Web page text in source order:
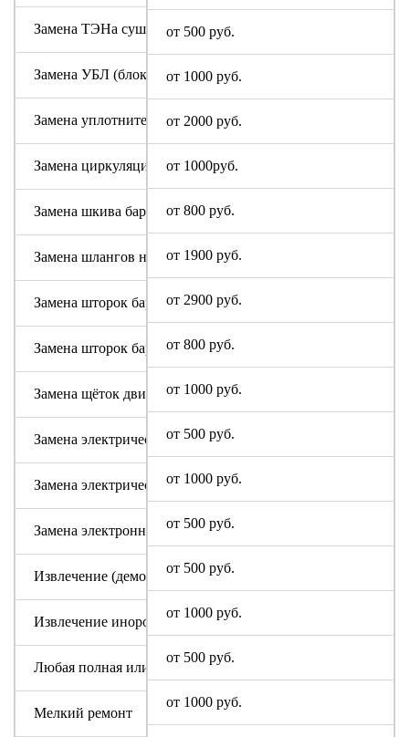
от 500 руб.
от 1000 руб.
от 2000 руб.
от 1000руб.
от 800 руб.
от 1900 руб.
от 2900 руб.
от 800 руб.
от 1000 руб.
от 500 руб.
от 1000 руб.
от 500 руб.
от 500 руб.
от 1000 руб.
от 500 руб.
от 1000 руб.
Замена ТЭНа сушки
Замена УБЛ (блокировки люка)
Замена уплотнительной резины люка (манжеты)
Замена циркуляционного насоса
Замена шкива барабана
Замена шлангов налива и слива воды
Замена шторок барабана (для машин с вертикальной
Замена шторок барабана с разбором бака (для машин с
Замена щёток двигателя
Замена электрического модуля на новый
Замена электрического шнура
Замена электронного модуля
Извлечение (демонтаж) машинки из труднодоступных мест
Извлечение инородного предмета (без разбора бака)
Любая полная или частичная разборка машины
Мелкий ремонт